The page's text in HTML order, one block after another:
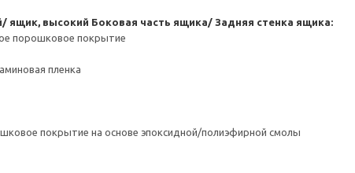
ящик, высокий Боковая часть ящика/ Задняя стенка ящика:
порошковое покрытие
пленка
покрытие на основе эпоксидной/полиэфирной смолы